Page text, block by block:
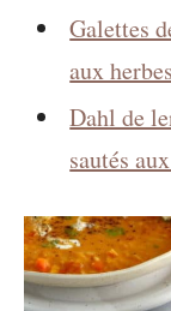
Galettes
aux herbes
Dahl de
sautés